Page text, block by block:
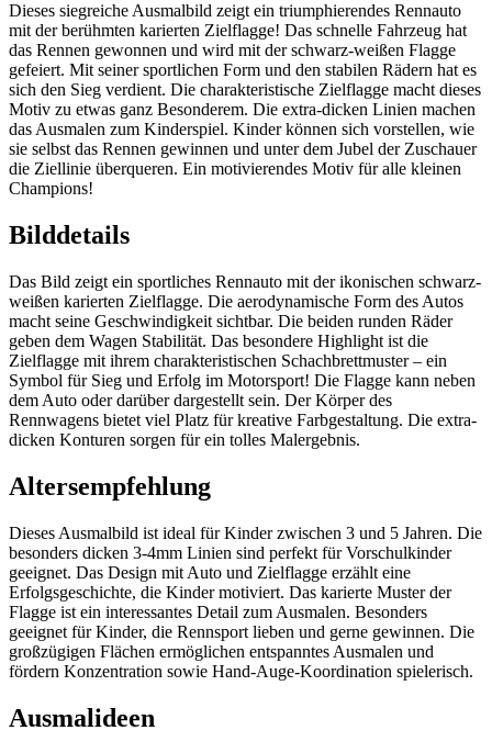
Dieses siegreiche Ausmalbild zeigt ein triumphierendes Rennauto
mit der berühmten karierten Zielflagge! Das schnelle Fahrzeug hat
das Rennen gewonnen und wird mit der schwarz-weißen Flagge
gefeiert. Mit seiner sportlichen Form und den stabilen Rädern hat es
sich den Sieg verdient. Die charakteristische Zielflagge macht dieses
Motiv zu etwas ganz Besonderem. Die extra-dicken Linien machen
das Ausmalen zum Kinderspiel. Kinder können sich vorstellen, wie
sie selbst das Rennen gewinnen und unter dem Jubel der Zuschauer
die Ziellinie überqueren. Ein motivierendes Motiv für alle kleinen
Champions!
Bilddetails
Das Bild zeigt ein sportliches Rennauto mit der ikonischen schwarz-
weißen karierten Zielflagge. Die aerodynamische Form des Autos
macht seine Geschwindigkeit sichtbar. Die beiden runden Räder
geben dem Wagen Stabilität. Das besondere Highlight ist die
Zielflagge mit ihrem charakteristischen Schachbrettmuster – ein
Symbol für Sieg und Erfolg im Motorsport! Die Flagge kann neben
dem Auto oder darüber dargestellt sein. Der Körper des
Rennwagens bietet viel Platz für kreative Farbgestaltung. Die extra-
dicken Konturen sorgen für ein tolles Malergebnis.
Altersempfehlung
Dieses Ausmalbild ist ideal für Kinder zwischen 3 und 5 Jahren. Die
besonders dicken 3-4mm Linien sind perfekt für Vorschulkinder
geeignet. Das Design mit Auto und Zielflagge erzählt eine
Erfolgsgeschichte, die Kinder motiviert. Das karierte Muster der
Flagge ist ein interessantes Detail zum Ausmalen. Besonders
geeignet für Kinder, die Rennsport lieben und gerne gewinnen. Die
großzügigen Flächen ermöglichen entspanntes Ausmalen und
fördern Konzentration sowie Hand-Auge-Koordination spielerisch.
Ausmalideen